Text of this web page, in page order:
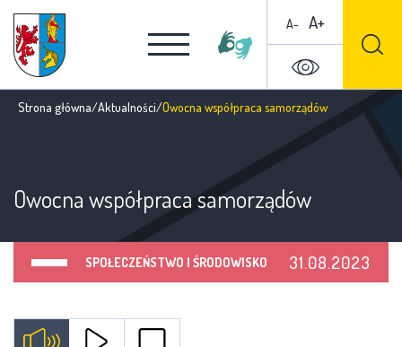
A- A+
Strona główna/Aktualności/Owocna współpraca samorządów
Owocna współpraca samorządów
SPOŁECZEŃSTWO I ŚRODOWISKO 31.08.2023